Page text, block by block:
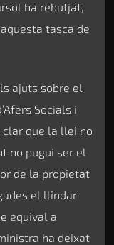
ha rebutjat,
tasca de
ajuts sobre el
Socials i
clar que la llei no
no pugui ser el
de la propietat
el llindar
equival a
ha deixat